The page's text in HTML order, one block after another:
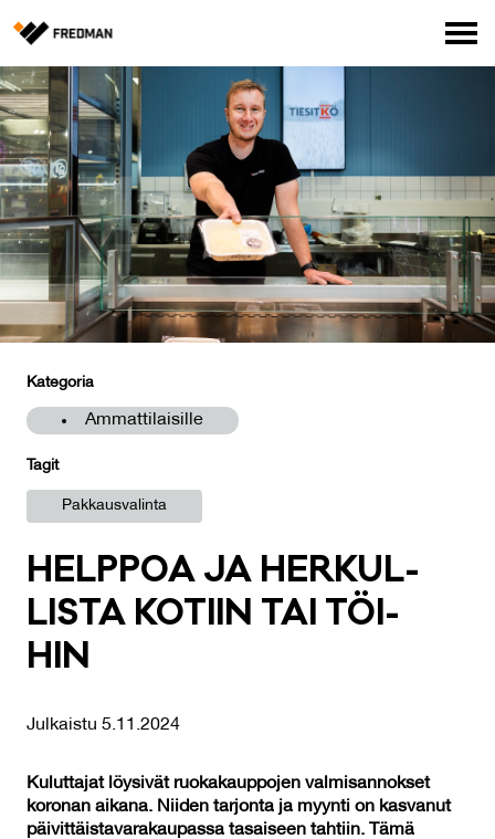
Media
Tehtaanmyymälä
Verkkokauppa ammattilaisille
Hae
English Suomi
Kategoria
Ammattilaisille
Tagit
Pakkausvalinta
HELP­POA JA HER­KUL­
LIS­TA KO­TIIN TAI TÖI­
HIN
Julkaistu 5.11.2024
Kuluttajat löysivät ruokakauppojen valmisannokset
koronan aikana. Niiden tarjonta ja myynti on kasvanut
päivittäistavarakaupassa tasaiseen tahtiin. Tämä